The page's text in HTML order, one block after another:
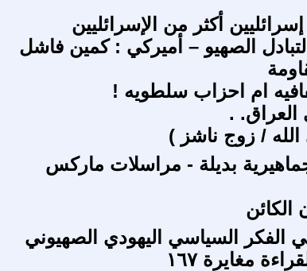
أكثر من الإسرائليين
الصهيو – أميركي : كمين فاشل
ام احزاب سلطويه !
العراق. .
/ زوج ناشز )
بديلة - مراسلات ماركس
الفكر السياسي اليهودي الصهيوني
مغايرة ١٦٧